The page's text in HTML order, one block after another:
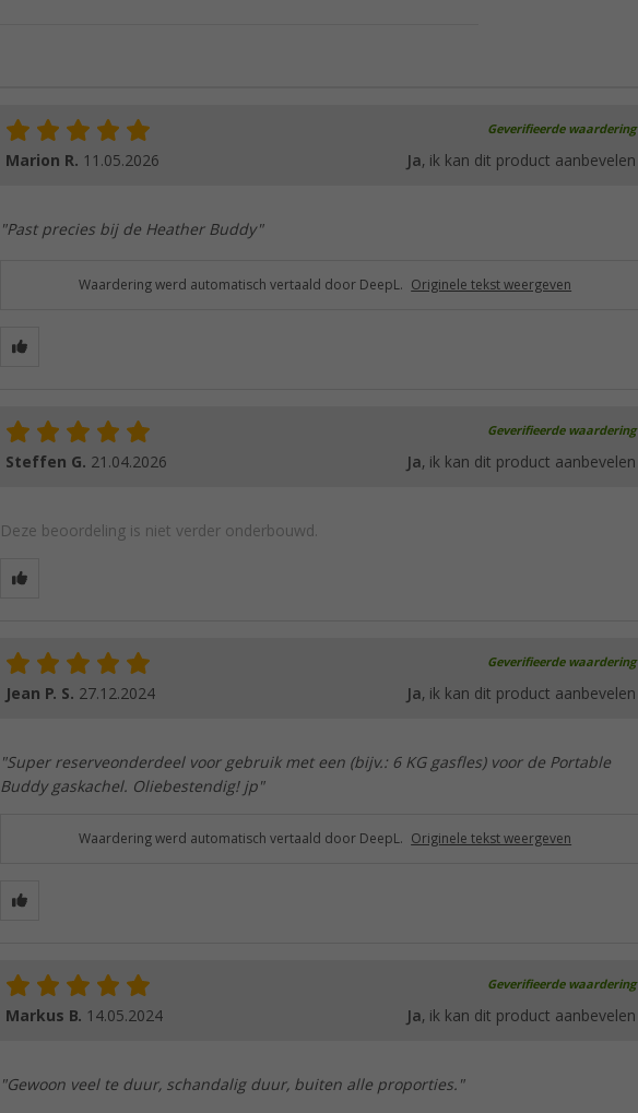
Geverifieerde waardering
Marion R. 11.05.2026 Ja, ik kan dit product aanbevelen
"Past precies bij de Heather Buddy"
Waardering werd automatisch vertaald door DeepL. Originele tekst weergeven
Geverifieerde waardering
Steffen G. 21.04.2026 Ja, ik kan dit product aanbevelen
Deze beoordeling is niet verder onderbouwd.
Geverifieerde waardering
Jean P. S. 27.12.2024 Ja, ik kan dit product aanbevelen
"Super reserveonderdeel voor gebruik met een (bijv.: 6 KG gasfles) voor de Portable
Buddy gaskachel. Oliebestendig! jp"
Waardering werd automatisch vertaald door DeepL. Originele tekst weergeven
Geverifieerde waardering
Markus B. 14.05.2024 Ja, ik kan dit product aanbevelen
"Gewoon veel te duur, schandalig duur, buiten alle proporties."